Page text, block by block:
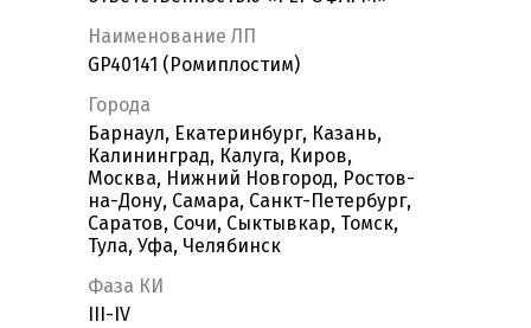
Наименование ЛП
GP40141 (Ромиплостим)
Города
Барнаул, Екатеринбург, Казань,
Калининград, Калуга, Киров,
Москва, Нижний Новгород, Ростов-
на-Дону, Самара, Санкт-Петербург,
Саратов, Сочи, Сыктывкар, Томск,
Тула, Уфа, Челябинск
Фаза КИ
III-IV